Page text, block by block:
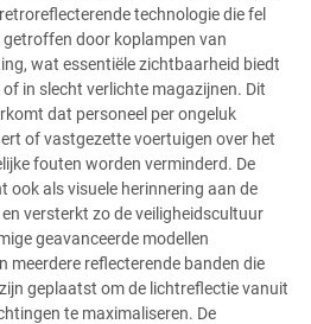
technologie die fel
door koplampen van
wat essentiële zichtbaarheid biedt
in slecht verlichte magazijnen. Dit
dat personeel per ongeluk
of vastgezette voertuigen over het
fouten worden verminderd. De
ook als visuele herinnering aan de
versterkt zo de veiligheidscultuur
geavanceerde modellen
meerdere reflecterende banden die
geplaatst om de lichtreflectie vanuit
te maximaliseren. De